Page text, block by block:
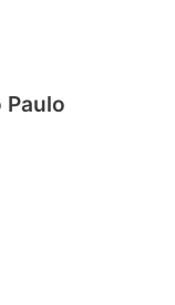
Paulo